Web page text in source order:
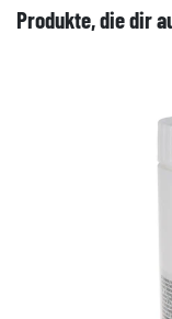
Produkte, die dir